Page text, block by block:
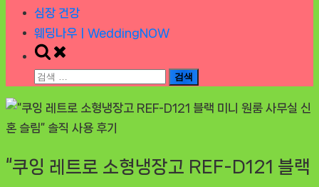
심장 건강
웨딩나우ㅣWeddingNOW
Toggle
search
검
“쿠잉 레트로 소형냉장고 REF-D121 블랙